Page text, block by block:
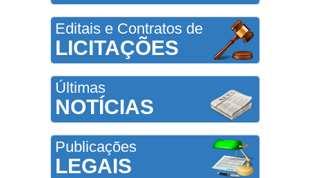
Editais e Contratos de
LICITAÇÕES
Últimas
NOTÍCIAS
Publicações
LEGAIS